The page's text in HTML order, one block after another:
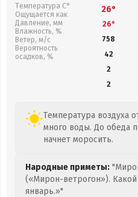
Температура С°
Ощущается как
Давление, мм
Влажность, %
Ветер, м/с
Вероятность
осадков, %
26°
26°
758
42
2
2
Температура воздуха
много воды. До обеда
начнет моросить.
Народные приметы:
(«Мирон-ветрогон»).
январь.»"